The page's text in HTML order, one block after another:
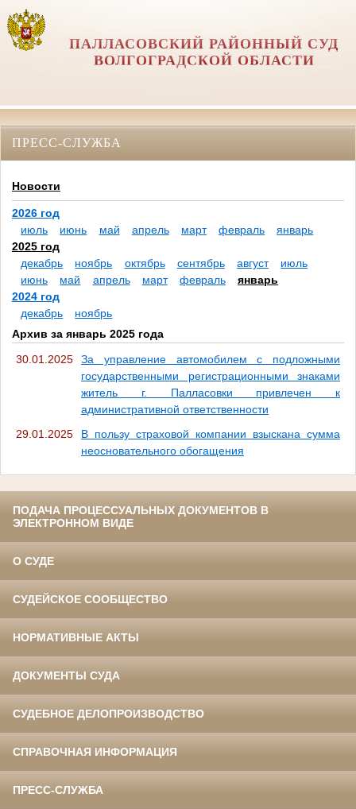
ПАЛЛАСОВСКИЙ РАЙОННЫЙ СУД
ВОЛГОГРАДСКОЙ ОБЛАСТИ
ПРЕСС-СЛУЖБА
Новости
2026 год
июль
июнь май апрель март февраль
январь
2025 год
декабрь
ноябрь октябрь сентябрь август
июль
июнь
май апрель март февраль
январь
2024 год
декабрь
ноябрь
Архив за январь 2025 года
30.01.2025
За управление автомобилем с подложными
государственными регистрационными знаками
житель г. Палласовки привлечен к
административной ответственности
29.01.2025
В пользу страховой компании взыскана сумма
неосновательного обогащения
ПОДАЧА ПРОЦЕССУАЛЬНЫХ ДОКУМЕНТОВ В
ЭЛЕКТРОННОМ ВИДЕ
О СУДЕ
СУДЕЙСКОЕ СООБЩЕСТВО
НОРМАТИВНЫЕ АКТЫ
ДОКУМЕНТЫ СУДА
СУДЕБНОЕ ДЕЛОПРОИЗВОДСТВО
СПРАВОЧНАЯ ИНФОРМАЦИЯ
ПРЕСС-СЛУЖБА